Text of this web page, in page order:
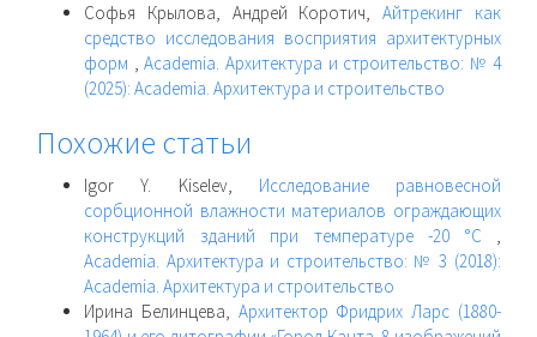
Софья Крылова, Андрей Коротич,Айтрекинг как
средство исследования восприятия архитектурных
форм ,Academia. Архитектура и строительство: № 4
(2025): Academia. Архитектура и строительство
Похожие статьи
Igor Y. Kiselev, Исследование равновесной
сорбционной влажности материалов ограждающих
конструкций зданий при температуре -20 °С ,
Academia. Архитектура и строительство: № 3 (2018):
Academia. Архитектура и строительство
Ирина Белинцева, Архитектор Фридрих Ларс (1880-